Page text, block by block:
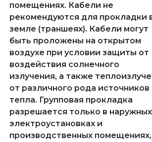
помещениях. Кабели не
рекомендуются для прокладки
земле (траншеях). Кабели могут
быть проложены на открытом
воздухе при условии защиты от
воздействия солнечного
излучения, а также
от различного рода источников
тепла. Групповая прокладка
разрешается только в наружных
электроустановках и
производственных помещениях,